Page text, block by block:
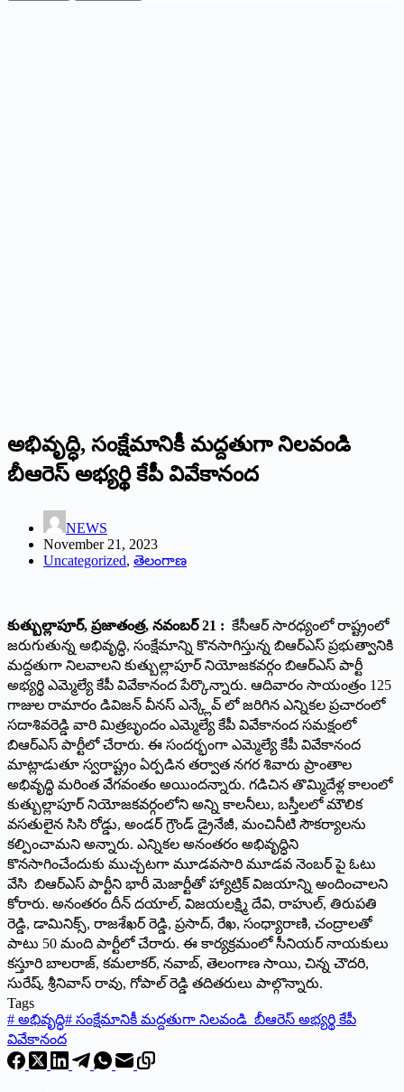
అభివృద్ధి, సంక్షేమానికీ మ‌ద్ద‌తుగా నిల‌వండి
బీఆరెస్ అభ్యర్థి కేపీ వివేకానంద
NEWS
November 21, 2023
Uncategorized, తెలంగాణ
కుత్బుల్లాపూర్, ప్రజాతంత్ర, నవంబర్ 21 : కేసీఆర్ సార‌ధ్యంలో రాష్ట్రంలో
జ‌రుగుతున్న అభివృద్ధి, సంక్షేమాన్ని కొన‌సాగిస్తున్న బిఆర్ఎస్ ప్ర‌భుత్వానికి
మ‌ద్ద‌తుగా నిల‌వాల‌ని కుత్బుల్లాపూర్ నియోజకవర్గం బిఆర్ఎస్ పార్టీ
అభ్యర్థి ఎమ్మెల్యే కేపీ వివేకానంద పేర్కొన్నారు. ఆదివారం సాయంత్రం 125
గాజుల రామారం డివిజన్ వీనస్ ఎన్క్లేవ్ లో జరిగిన ఎన్నికల ప్రచారంలో
సదాశివరెడ్డి వారి మిత్రబృందం ఎమ్మెల్యే కేపీ వివేకానంద సమక్షంలో
బిఆర్ఎస్ పార్టీలో చేరారు. ఈ సందర్భంగా ఎమ్మెల్యే కేపీ వివేకానంద
మాట్లాడుతూ స్వరాష్ట్రం ఏర్పడిన తర్వాత నగర శివారు ప్రాంతాల
అభివృద్ధి మరింత వేగవంతం అయిందన్నారు. గడిచిన తొమ్మిదేళ్ల కాలంలో
కుత్బుల్లాపూర్ నియోజకవర్గంలోని అన్ని కాలనీలు, బస్తీలలో మౌలిక
వసతులైన సిసి రోడ్డు, అండర్ గ్రౌండ్ డ్రైనేజీ, మంచినీటి సౌకర్యాలను
కల్పించామని అన్నారు. ఎన్నికల అనంతరం అభివృద్ధిని
కొనసాగించేందుకు ముచ్చటగా మూడవసారి మూడవ నెంబర్ పై ఓటు
వేసి బిఆర్ఎస్ పార్టీని భారీ మెజార్టీతో హ్యాట్రిక్ విజయాన్ని అందించాలని
కోరారు. అనంతరం దీన్ దయాల్, విజయలక్ష్మి దేవి, రాహుల్, తిరుపతి
రెడ్డి, డామినిక్స్, రాజశేఖర్ రెడ్డి, ప్రసాద్, రేఖ, సంధ్యారాణి, చంద్రాలతో
పాటు 50 మంది పార్టీలో చేరారు. ఈ కార్యక్రమంలో సీనియర్ నాయకులు
కస్తూరి బాలరాజ్, కమలాకర్, నవాబ్, తెలంగాణ సాయి, చిన్న చౌదరి,
సురేష్, శ్రీనివాస్ రావు, గోపాల్ రెడ్డి తదితరులు పాల్గొన్నారు.
Tags
# అభివృద్ధి# సంక్షేమానికీ మ‌ద్ద‌తుగా నిల‌వండి బీఆరెస్ అభ్యర్థి కేపీ
వివేకానంద